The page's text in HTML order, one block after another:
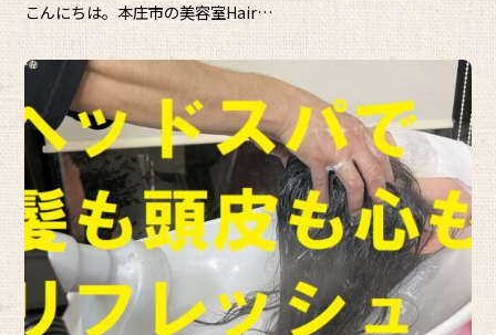
こんにちは。本庄市の美容室Hair…